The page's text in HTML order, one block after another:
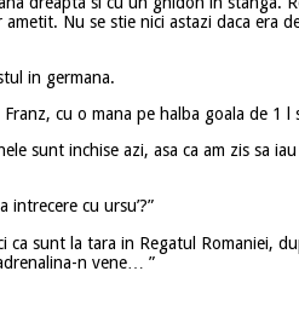
Nu se stie nici astazi daca
in germana.
cu o mana pe halba goala de 1 l
sunt inchise azi, asa ca am zis sa
cu ursu’?”
ca sunt la tara in Regatul
n vene… ”